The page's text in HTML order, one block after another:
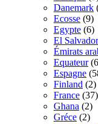
Danemark
Ecosse (9)
Egypte (6)
El Salvador
Émirats
Equateur
Espagne
Finland (2)
France (37)
Ghana (2)
Gréce (2)